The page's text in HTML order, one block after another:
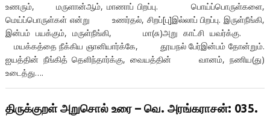
உணரும், மருளான்ஆம், மாணாப் பிறப்பு. பொய்ப்பொருள்களை,
மெய்ப்பொருள்கள் என்று உணர்தல், சிறப்[பு]இல்லாப் பிறப்பு. இருள்நீங்கி,
இன்பம் பயக்கும், மருள்நீங்கி, மா(சு)அறு காட்சி யவர்க்கு.
மயக்கத்தை நீக்கிய ஞானியார்க்கே, தூயநல் பேர்இன்பம் தோன்றும்.
ஐயத்தின் நீங்கித் தெளிந்தார்க்கு, வையத்தின் வானம், நணிய(து)
உடைத்து….
திருக்குறள் அறுசொல் உரை – வெ. அரங்கராசன்: 035.